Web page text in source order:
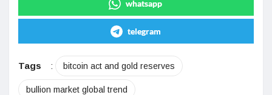
whatsapp
telegram
Tags : bitcoin act and gold reserves
bullion market global trend